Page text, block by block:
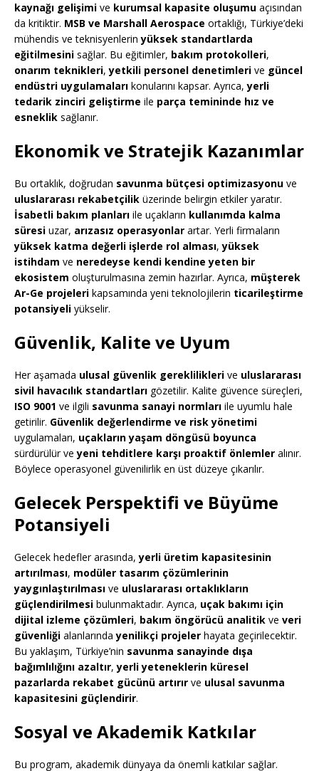
kaynağı gelişimi ve kurumsal kapasite oluşumu açısından
da kritiktir. MSB ve Marshall Aerospace ortaklığı, Türkiye’deki
mühendis ve teknisyenlerinyüksek standartlarda
eğitilmesini sağlar. Bu eğitimler, bakım protokolleri,
onarım teknikleri,yetkili personel denetimleri ve güncel
endüstri uygulamaları konularını kapsar. Ayrıca,yerli
tedarik zinciri geliştirme ile parça temininde hız ve
esneklik sağlanır.
Ekonomik ve Stratejik Kazanımlar
Bu ortaklık, doğrudan savunma bütçesi optimizasyonu ve
uluslararası rekabetçilik üzerinde belirgin etkiler yaratır.
İsabetli bakım planları ile uçakların kullanımda kalma
süresi uzar, arızasız operasyonlar artar. Yerli firmaların
yüksek katma değerli işlerde rol alması,yüksek
istihdam ve neredeyse kendi kendine yeten bir
ekosistem oluşturulmasına zemin hazırlar. Ayrıca, müşterek
Ar-Ge projeleri kapsamında yeni teknolojilerin ticarileştirme
potansiyeli yükselir.
Güvenlik, Kalite ve Uyum
Her aşamada ulusal güvenlik gereklilikleri ve uluslararası
sivil havacılık standartları gözetilir. Kalite güvence süreçleri,
ISO 9001 ve ilgili savunma sanayi normları ile uyumlu hale
getirilir. Güvenlik değerlendirme ve risk yönetimi
uygulamaları, uçakların yaşam döngüsü boyunca
sürdürülür veyeni tehditlere karşı proaktif önlemler alınır.
Böylece operasyonel güvenilirlik en üst düzeye çıkarılır.
Gelecek Perspektifi ve Büyüme
Potansiyeli
Gelecek hedefler arasında,yerli üretim kapasitesinin
artırılması, modüler tasarım çözümlerinin
yaygınlaştırılması ve uluslararası ortaklıkların
güçlendirilmesi bulunmaktadır. Ayrıca, uçak bakımı için
dijital izleme çözümleri, bakım öngörücü analitik ve veri
güvenliği alanlarındayenilikçi projeler hayata geçirilecektir.
Bu yaklaşım, Türkiye’nin savunma sanayinde dışa
bağımlılığını azaltır,yerli yeteneklerin küresel
pazarlarda rekabet gücünü artırır ve ulusal savunma
kapasitesini güçlendirir.
Sosyal ve Akademik Katkılar
Bu program, akademik dünyaya da önemli katkılar sağlar.